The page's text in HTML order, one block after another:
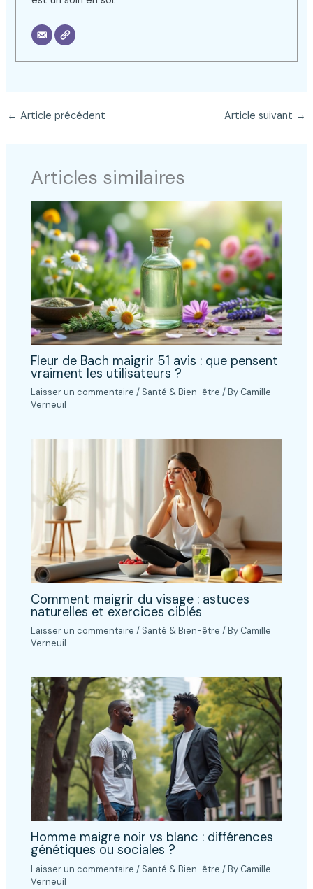
← Article précédent Article suivant →
Articles similaires
Fleur de Bach maigrir 51 avis : que pensent
vraiment les utilisateurs ?
Laisser un commentaire / Santé & Bien-être / By Camille
Verneuil
Comment maigrir du visage : astuces
naturelles et exercices ciblés
Laisser un commentaire / Santé & Bien-être / By Camille
Verneuil
Homme maigre noir vs blanc : différences
génétiques ou sociales ?
Laisser un commentaire / Santé & Bien-être / By Camille
Verneuil